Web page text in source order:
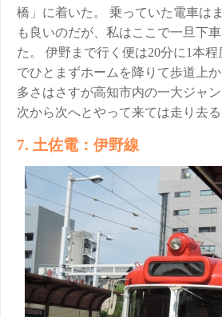
橋」に着いた。 乗っていた電車は
も良いのだが、私はここで一旦下
た。 伊野まで行く便は20分に1本
でひとまずホームを降りて歩道上
多さはさすが高知市内の一大ジャ
次から次へとやって来ては走り去
7. 土佐電：伊野線